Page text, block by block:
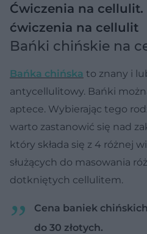
Ćwiczenia na cellulit.
ćwiczenia na cellulit
Bańki chińskie na
Bańka chińska to znany i
antycellulitowy. Bańki
aptece. Wybierając tego
warto zastanowić się nad
który składa się z 4 różnej
służących do masowania
dotkniętych cellulitem.
Cena baniek
do 30 złotych.